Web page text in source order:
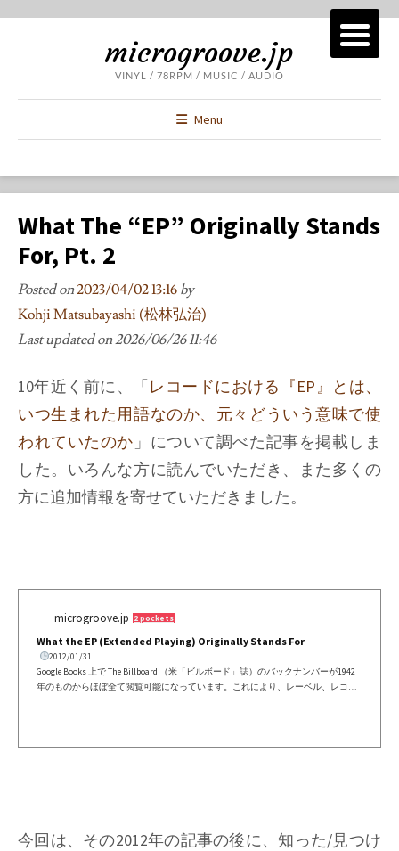
microgroove.jp
VINYL / 78RPM / MUSIC / AUDIO
Menu
What The “EP” Originally Stands
For, Pt. 2
Posted on2023/04/02 13:16 by
Kohji Matsubayashi (松林弘治)
Last updated on2026/06/26 11:46
10年近く前に、「レコードにおける『EP』とは、
いつ生まれた用語なのか、元々どういう意味で使
われていたのか 」について調べた記事を掲載しま
した。いろんな方に読んでいただき、また多くの
方に追加情報を寄せていただきました。
microgroove.jp 2 pockets
What the EP (Extended Playing) Originally Stands For
2012/01/31
Google Books 上で The Billboard （米「ビルボード」誌）のバックナンバーが1942
年のものからほぼ全て閲覧可能になっています。これにより、レーベル、レコー
ったのですから、コンピュータ上でネットワーク越しに検索しながら目当ての記
今回は、その2012年の記事の後に、知った/見つけ